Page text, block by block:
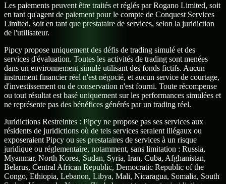
Les paiements peuvent être traités et réglés par Rogano Limited, soit
en tant qu'agent de paiement pour le compte de Conquest Services
Limited, soit en tant que prestataire de services, selon la juridiction
de l'utilisateur.
Pipcy propose uniquement des défis de trading simulé et des
services d'évaluation. Toutes les activités de trading sont menées
dans un environnement simulé utilisant des fonds fictifs. Aucun
instrument financier réel n'est négocié, et aucun service de courtage,
d'investissement ou de conservation n'est fourni. Toute récompense
ou tout résultat est basé uniquement sur les performances simulées et
ne représente pas des bénéfices générés par un trading réel.
Juridictions Restreintes : Pipcy ne propose pas ses services aux
résidents de juridictions où de tels services seraient illégaux ou
exposeraient Pipcy ou ses prestataires de services à un risque
juridique ou réglementaire, notamment, sans limitation : Russia,
Myanmar, North Korea, Sudan, Syria, Iran, Cuba, Afghanistan,
Belarus, Central African Republic, Democratic Republic of the
Congo, Ethiopia, Lebanon, Libya, Mali, Nicaragua, Somalia, South